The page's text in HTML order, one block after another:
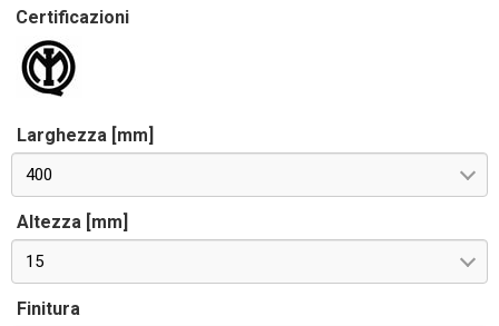
Certificazioni
Larghezza [mm]
400
Altezza [mm]
15
Finitura